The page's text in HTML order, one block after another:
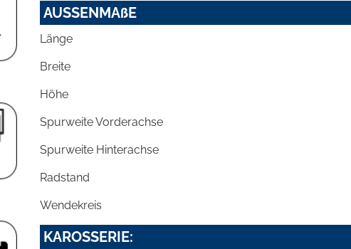
AUSSENMAßE
Länge
Breite
Höhe
Spurweite Vorderachse
Spurweite Hinterachse
Radstand
Wendekreis
KAROSSERIE: